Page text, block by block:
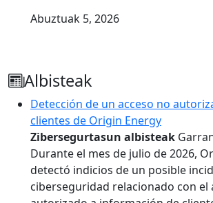
Abuztuak 5, 2026
Albisteak
Detección de un acceso no
clientes de Origin Energy
Zibersegurtasun albisteak
Durante el mes de julio de 2026,
detectó indicios de un posible
ciberseguridad relacionado con el